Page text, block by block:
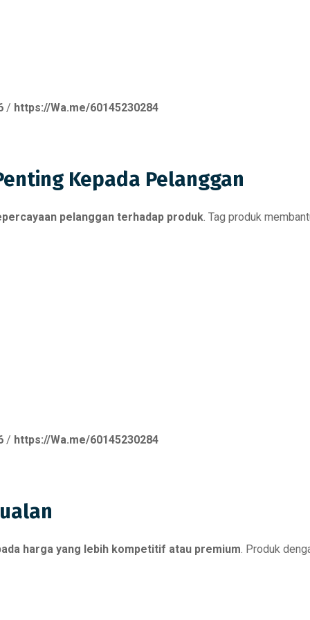
/ https://Wa.me/60145230284
Kepada Pelanggan
pelanggan terhadap produk . Tag produk
/ https://Wa.me/60145230284
harga yang lebih kompetitif atau premium. Produk